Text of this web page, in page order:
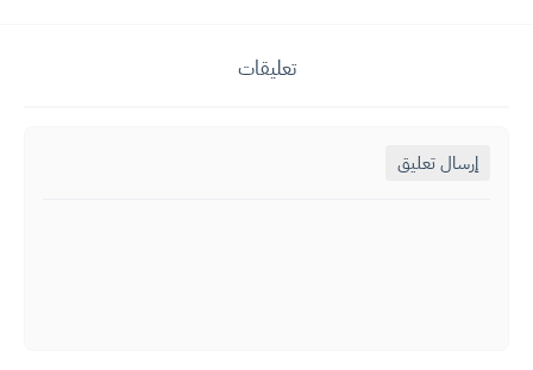
تعليقات
إرسال تعليق